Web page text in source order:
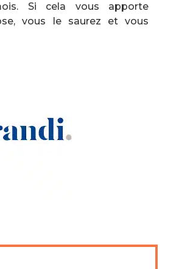
Si cela vous apporte
vous le saurez et vous